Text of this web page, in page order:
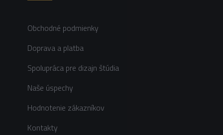
Obchodné podmienky
Doprava a platba
Spolupráca pre dizajn štúdia
Naše úspechy
Hodnotenie zákazníkov
Kontakty